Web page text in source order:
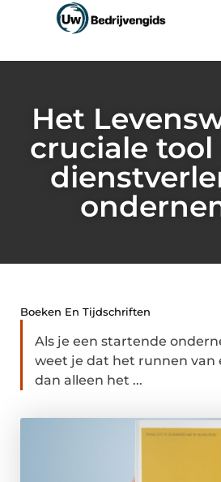
Het
cruciale tool
Boeken En Tijdschriften
Als je een startende
weet je dat het runnen van
dan alleen het ...